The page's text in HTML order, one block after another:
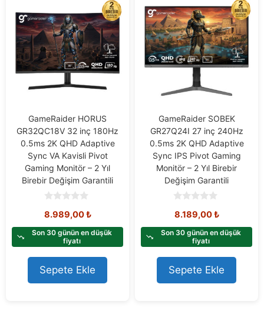
GameRaider HORUS
GR32QC18V 32 inç 180Hz
0.5ms 2K QHD Adaptive
Sync VA Kavisli Pivot
Gaming Monitör – 2 Yıl
Birebir Değişim Garantili
o
t
f
5
8.989,00₺
Son 30 günün en düşük
fiyatı
Sepete Ekle
GameRaider SOBEK
GR27Q24I 27 inç 240Hz
0.5ms 2K QHD Adaptive
Sync IPS Pivot Gaming
Monitör – 2 Yıl Birebir
Değişim Garantili
o
t
f
5
8.189,00₺
Son 30 günün en düşük
fiyatı
Sepete Ekle